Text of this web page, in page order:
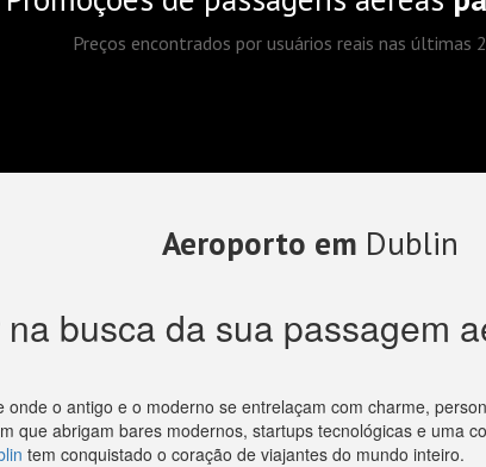
Preços encontrados por usuários reais nas últimas
Aeroporto em Dublin
busca da sua passagem
o antigo e o moderno se entrelaçam com charme,
que abrigam bares modernos, startups tecnológicas e uma
tem conquistado o coração de viajantes do mundo inteiro.